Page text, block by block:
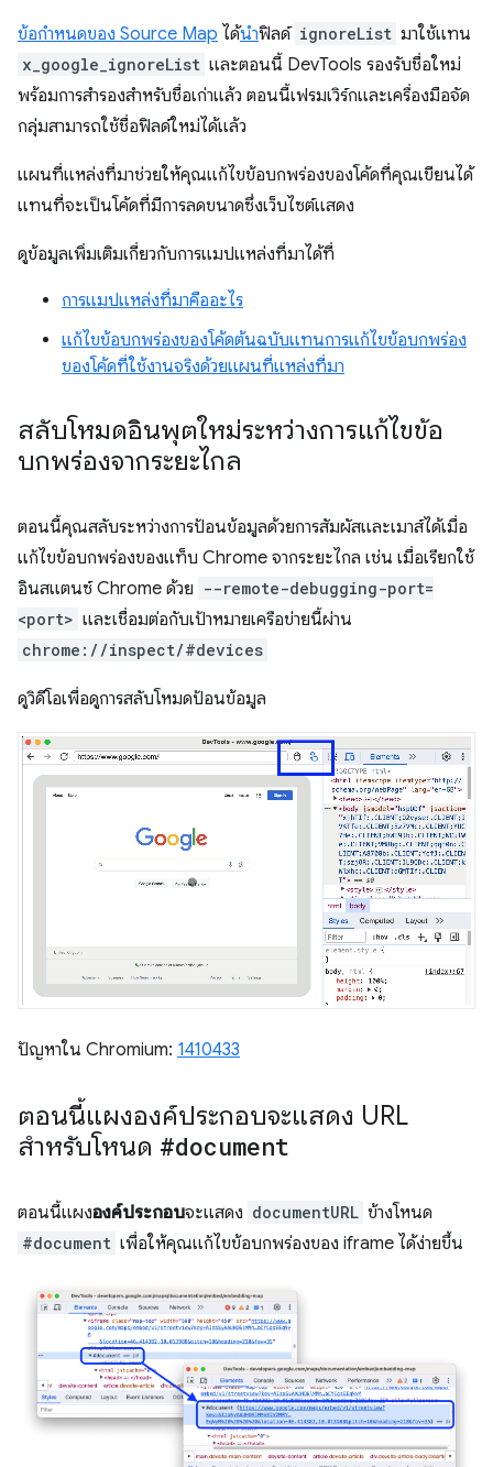
ข้อกำหนดของ Source Map ได้นำฟิลด์ ignoreList มาใช้แทน
x_google_ignoreList และตอนนี้ DevTools รองรับชื่อใหม่
พร้อมการสำรองสำหรับชื่อเก่าแล้ว ตอนนี้เฟรมเวิร์กและเครื่องมือจัด
กลุ่มสามารถใช้ชื่อฟิลด์ใหม่ได้แล้ว
แผนที่แหล่งที่มาช่วยให้คุณแก้ไขข้อบกพร่องของโค้ดที่คุณเขียนได้
แทนที่จะเป็นโค้ดที่มีการลดขนาดซึ่งเว็บไซต์แสดง
ดูข้อมูลเพิ่มเติมเกี่ยวกับการแมปแหล่งที่มาได้ที่
การแมปแหล่งที่มาคืออะไร
แก้ไขข้อบกพร่องของโค้ดต้นฉบับแทนการแก้ไขข้อบกพร่อง
ของโค้ดที่ใช้งานจริงด้วยแผนที่แหล่งที่มา
สลับโหมดอินพุตใหม่ระหว่างการแก้ไขข้อ
บกพร่องจากระยะไกล
ตอนนี้คุณสลับระหว่างการป้อนข้อมูลด้วยการสัมผัสและเมาส์ได้เมื่อ
แก้ไขข้อบกพร่องของแท็บ Chrome จากระยะไกล เช่น เมื่อเรียกใช้
อินสแตนซ์ Chrome ด้วย --remote-debugging-port=
<port> และเชื่อมต่อกับเป้าหมายเครือข่ายนี้ผ่าน
chrome://inspect/#devices
ดูวิดีโอเพื่อดูการสลับโหมดป้อนข้อมูล
ปัญหาใน Chromium: 1410433
ตอนนี้แผงองค์ประกอบจะแสดง URL
สำหรับโหนด #document
ตอนนี้แผงองค์ประกอบจะแสดง documentURL ข้างโหนด
#document เพื่อให้คุณแก้ไขข้อบกพร่องของ iframe ได้ง่ายขึ้น